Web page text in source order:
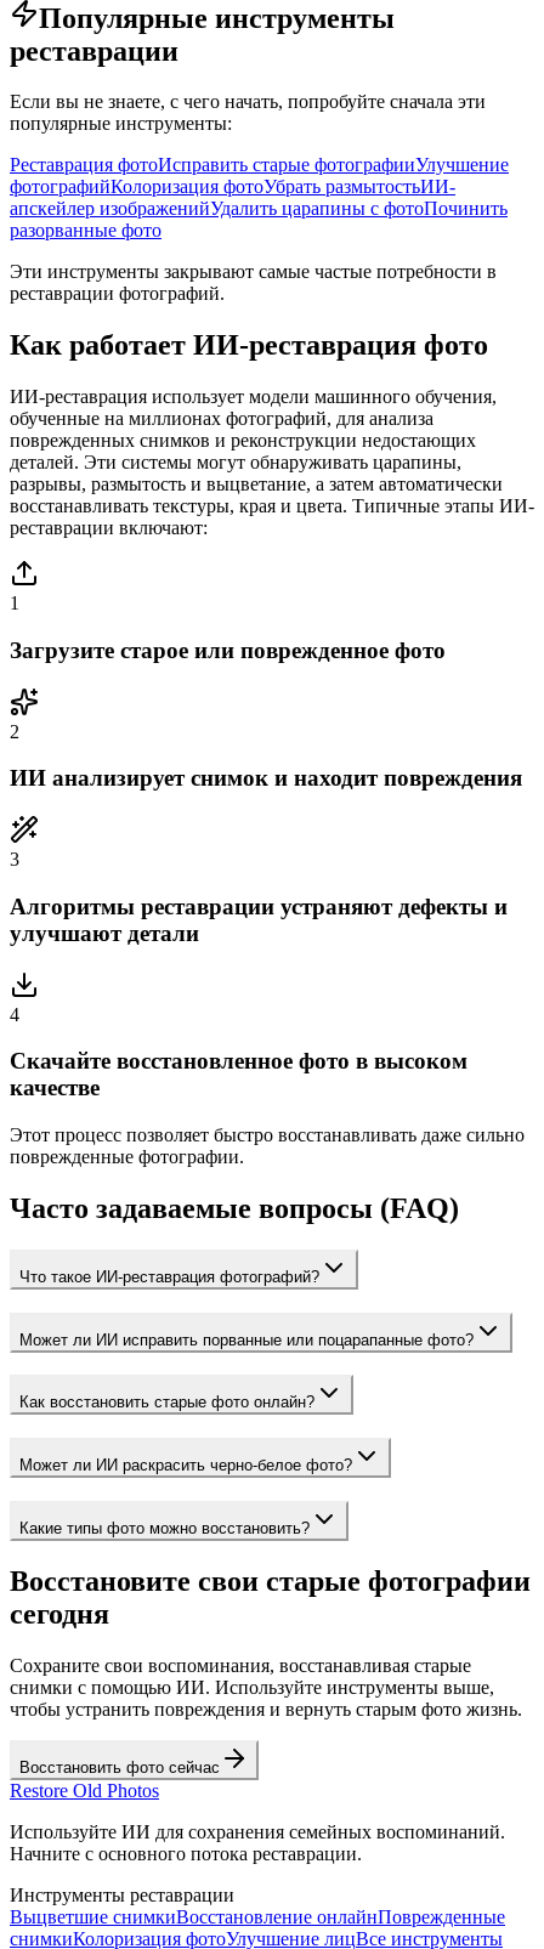
Популярные инструменты
реставрации
Если вы не знаете, с чего начать, попробуйте сначала эти
популярные инструменты:
Реставрация фотоИсправить старые фотографииУлучшение
фотографийКолоризация фотоУбрать размытостьИИ-
апскейлер изображенийУдалить царапины с фотоПочинить
разорванные фото
Эти инструменты закрывают самые частые потребности в
реставрации фотографий.
Как работает ИИ-реставрация фото
ИИ-реставрация использует модели машинного обучения,
обученные на миллионах фотографий, для анализа
поврежденных снимков и реконструкции недостающих
деталей. Эти системы могут обнаруживать царапины,
разрывы, размытость и выцветание, а затем автоматически
восстанавливать текстуры, края и цвета. Типичные этапы ИИ-
реставрации включают:
1
Загрузите старое или поврежденное фото
2
ИИ анализирует снимок и находит повреждения
3
Алгоритмы реставрации устраняют дефекты и
улучшают детали
4
Скачайте восстановленное фото в высоком
качестве
Этот процесс позволяет быстро восстанавливать даже сильно
поврежденные фотографии.
Часто задаваемые вопросы (FAQ)
Что такое ИИ-реставрация фотографий?
Может ли ИИ исправить порванные или поцарапанные фото?
Как восстановить старые фото онлайн?
Может ли ИИ раскрасить черно-белое фото?
Какие типы фото можно восстановить?
Восстановите свои старые фотографии
сегодня
Сохраните свои воспоминания, восстанавливая старые
снимки с помощью ИИ. Используйте инструменты выше,
чтобы устранить повреждения и вернуть старым фото жизнь.
Восстановить фото сейчас
Restore Old Photos
Используйте ИИ для сохранения семейных воспоминаний.
Начните с основного потока реставрации.
Инструменты реставрации
Выцветшие снимкиВосстановление онлайнПоврежденные
снимкиКолоризация фотоУлучшение лицВсе инструменты